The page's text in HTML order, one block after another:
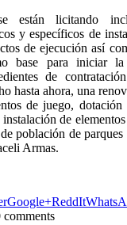
están licitando
y específicos de
de ejecución así
base para iniciar
de
hasta ahora, una
de juego, dotación
de
población de parques
Armas.
Google+ReddIt
comments